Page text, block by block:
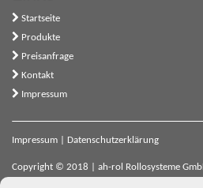
Startseite
Produkte
Preisanfrage
Kontakt
Impressum
Impressum Datenschutzerklärung
Copyright © 2018 | ah-rol Rollosysteme